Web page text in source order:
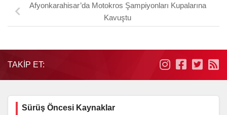
Afyonkarahisar’da Motokros Şampiyonları Kupalarına
Kavuştu
TAKIP ET:
Sürüş Öncesi Kaynaklar